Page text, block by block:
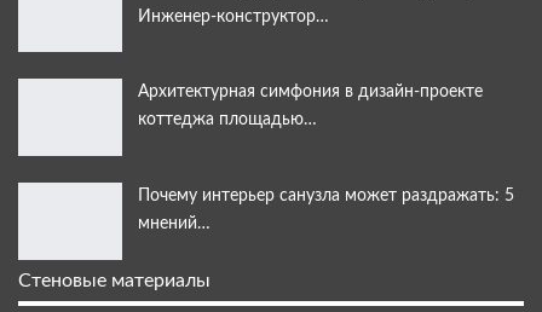
Инженер-конструктор…
Архитектурная симфония в дизайн-проекте
коттеджа площадью…
Почему интерьер санузла может раздражать: 5
мнений…
Стеновые материалы